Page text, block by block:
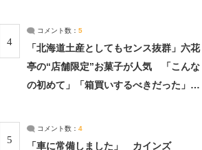
4
コメント数： 5
「北海道土産としてもセンス抜群」六花
亭の“店舗限定”お菓子が人気 「こんな
の初めて」「箱買いするべきだった」
5
コメント数： 4
「車に常備しました」 カインズ